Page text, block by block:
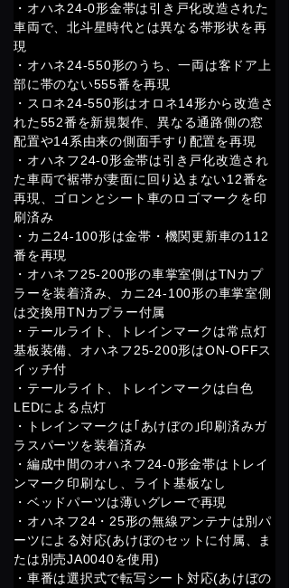
・オハネ24-0形金帯は引き戸化改造された
車両で、北斗星時代とは異なる帯形状を再
現
・オハネ24-550形のうち、一両は客ドア上
部に帯のない555番を再現
・スロネ24-550形はオロネ14形から改造さ
れた552番を新規製作、異なる通路側の窓
配置や14系由来の側面手すり配置を再現
・オハネフ24-0形金帯は引き戸化改造され
た車両で裾帯が妻面に回り込まない12番を
再現、ゴロンとシート車のロゴマークを印
刷済み
・カニ24-100形は金帯・機関更新車の112
番を再現
・オハネフ25-200形の車掌室側はTNカプ
ラーを装着済み、カニ24-100形の車掌室側
は交換用TNカプラー付属
・テールライト、トレインマークは常点灯
基板装備、オハネフ25-200形はON-OFFス
イッチ付
・テールライト、トレインマークは白色
LEDによる点灯
・トレインマークは｢あけぼの｣印刷済みガ
ラスパーツを装着済み
・編成中間のオハネフ24-0形金帯はトレイ
ンマーク印刷なし、ライト基板なし
・ベッドパーツは薄いグレーで再現
・オハネフ24・25形の無線アンテナは別パ
ーツによる対応(あけぼのセットに付属、ま
たは別売JA0040を使用)
・車番は選択式で転写シート対応(あけぼの